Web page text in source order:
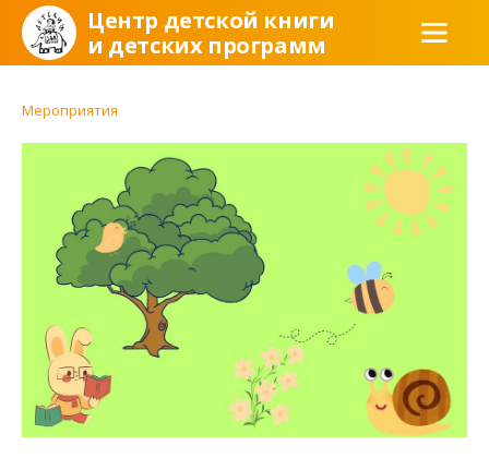
Центр детской книги
и детских программ
Мероприятия